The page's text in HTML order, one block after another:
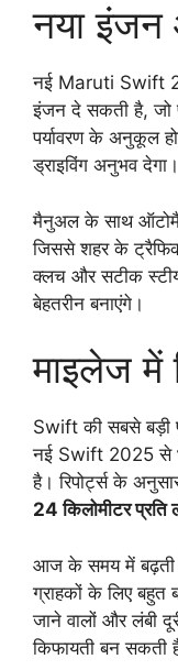
नया इंजन
नई Maruti Swift
इंजन दे सकती है, जो
पर्यावरण के अनुकूल
ड्राइविंग अनुभव देगा।
मैनुअल के साथ
जिससे शहर के
क्लच और सटीक
बेहतरीन बनाएंगे।
माइलेज में
Swift की सबसे बड़ी
नई Swift 2025 से
है। रिपोर्ट्स के
24 किलोमीटर प्रति
आज के समय में बढ़ती
ग्राहकों के लिए बहुत
जाने वालों और लंबी
किफायती बन सकती